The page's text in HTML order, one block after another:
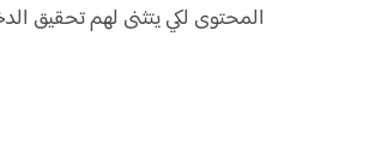
المحتوى لكي يتثنى لهم تحقيق